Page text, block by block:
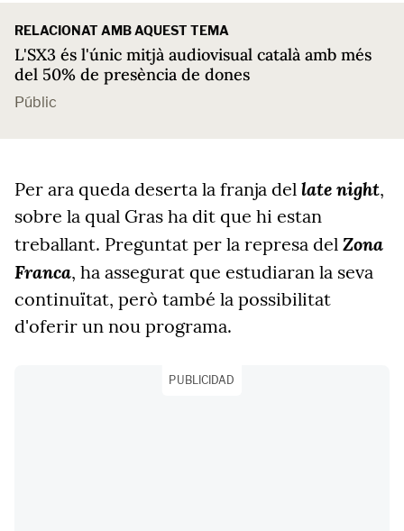
RELACIONAT AMB AQUEST TEMA
L'SX3 és l'únic mitjà audiovisual català amb més
del 50% de presència de dones
Públic
Per ara queda deserta la franja del late night,
sobre la qual Gras ha dit que hi estan
treballant. Preguntat per la represa del Zona
Franca, ha assegurat que estudiaran la seva
continuïtat, però també la possibilitat
d'oferir un nou programa.
PUBLICIDAD